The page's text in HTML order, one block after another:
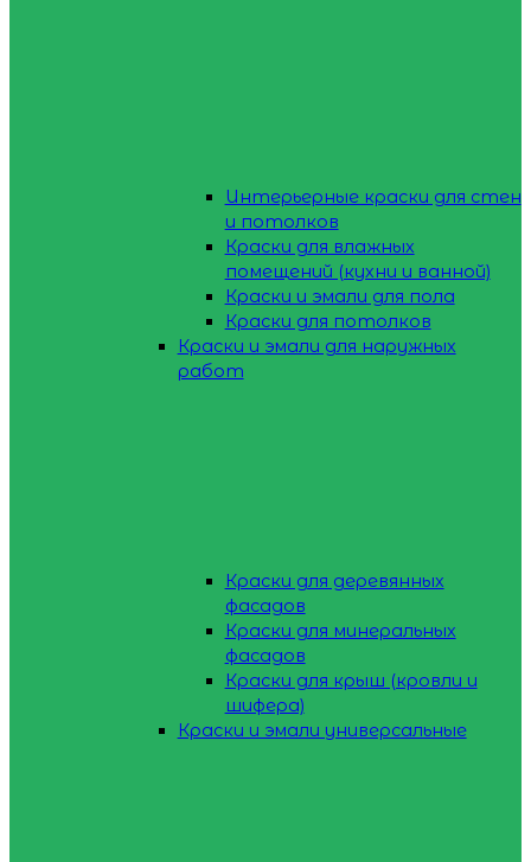
Интерьерные краски для стен
и потолков
Краски для влажных
помещений (кухни и ванной)
Краски и эмали для пола
Краски для потолков
Краски и эмали для наружных
работ
Краски для деревянных
фасадов
Краски для минеральных
фасадов
Краски для крыш (кровли и
шифера)
Краски и эмали универсальные